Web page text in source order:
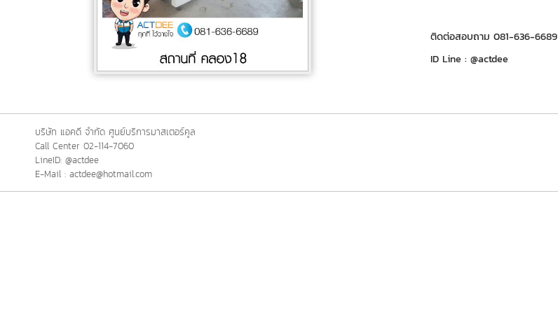
ติดต่อสอบถาม 081-636-6689
ID Line : @actdee
บริษัท แอคดี จำกัด ศูนย์บริการมาสเตอร์คูล
Call Center 02-114-7060
LineID: @actdee
E-Mail : actdee@hotmail.com